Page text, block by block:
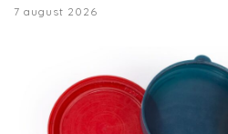
7 august 2026